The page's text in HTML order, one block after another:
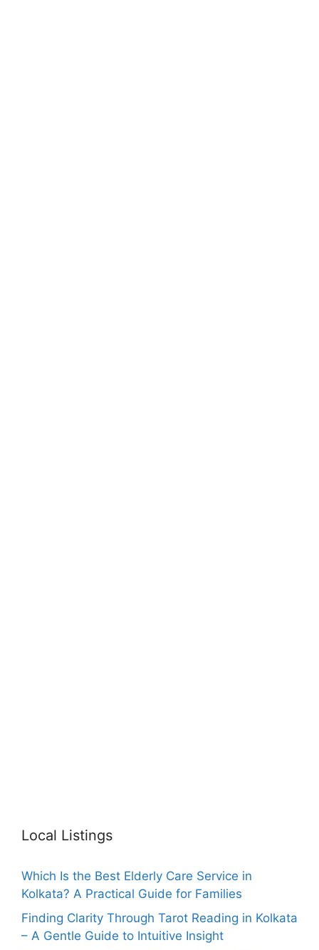
Local Listings
Which Is the Best Elderly Care Service in
Kolkata? A Practical Guide for Families
Finding Clarity Through Tarot Reading in Kolkata
– A Gentle Guide to Intuitive Insight